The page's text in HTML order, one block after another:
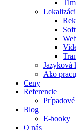
Jazyková
Ako
Ceny
Referencie
Prípadové
Blog
E-booky
O nás